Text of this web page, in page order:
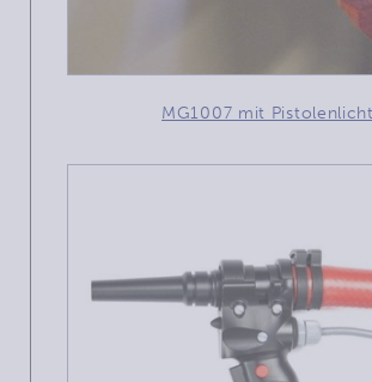
MG1007 mit Pistolenlicht